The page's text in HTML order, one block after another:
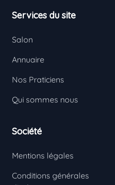
Services du site
Salon
Annuaire
Nos Praticiens
Qui sommes nous
Société
Mentions légales
Conditions générales